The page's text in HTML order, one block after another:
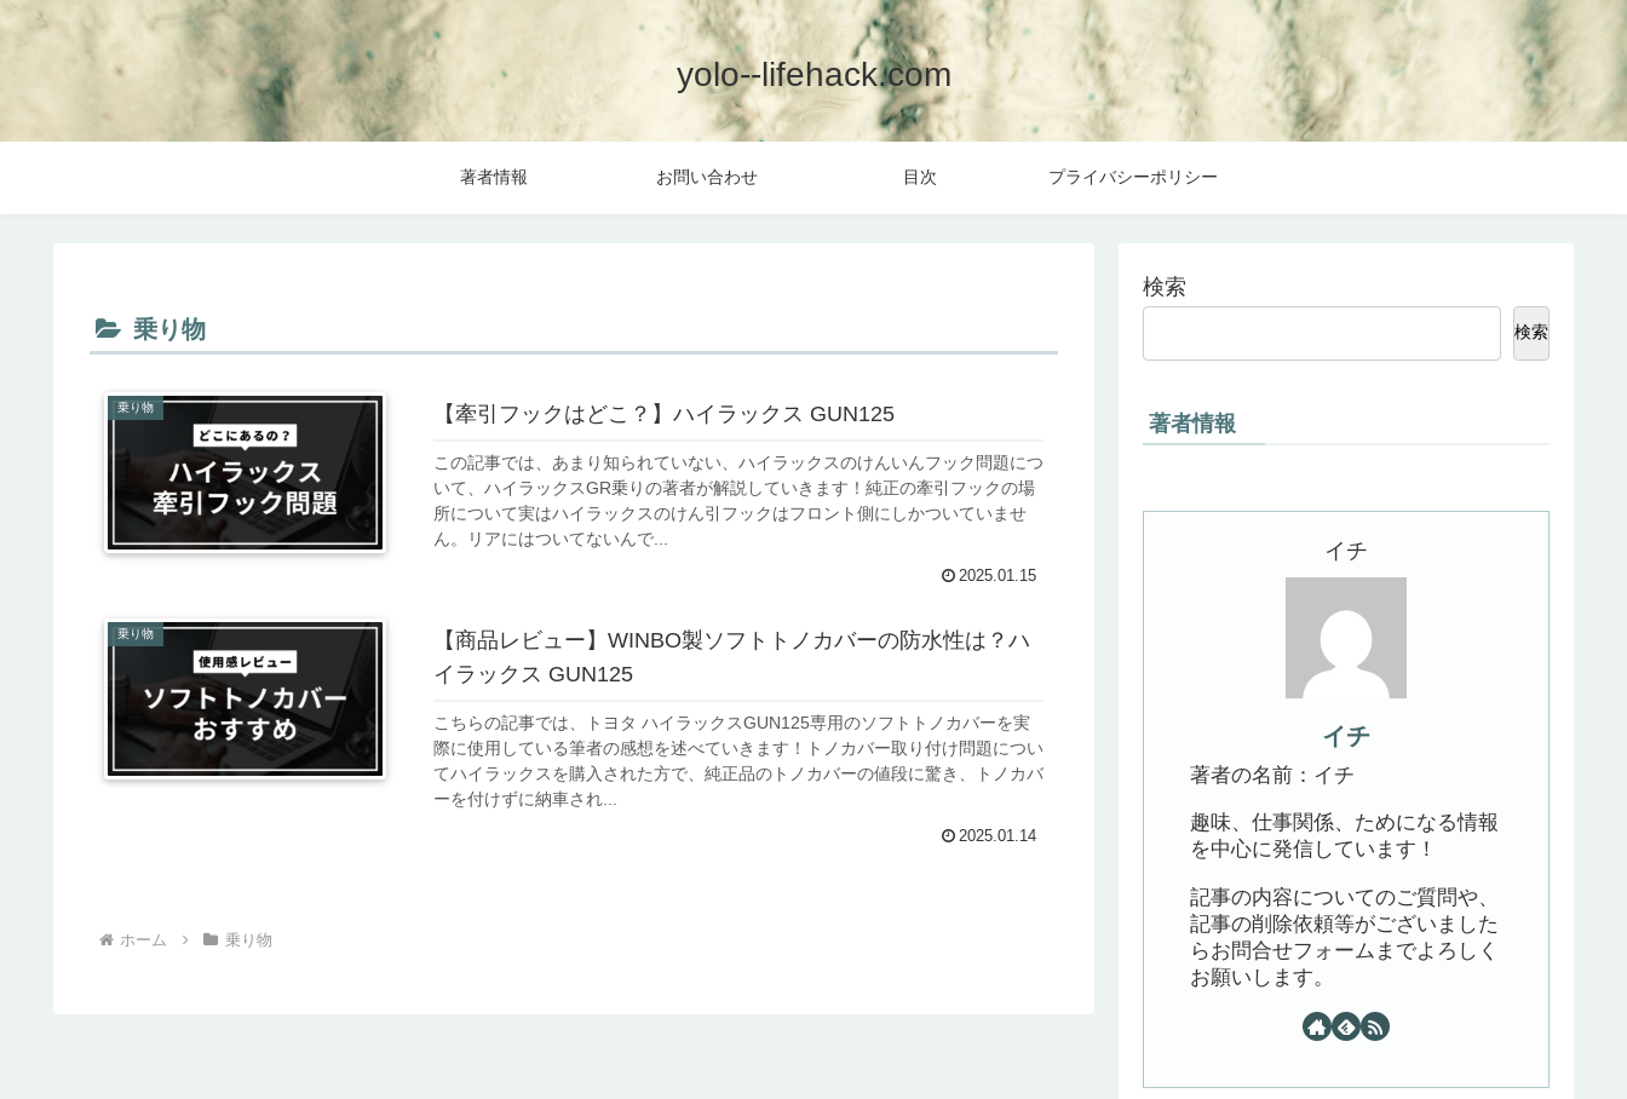
yolo--lifehack.com
著者情報 お問い合わせ 目次 プライバシーポリシー
乗り物
乗り物 【牽引フックはどこ？】ハイラックス GUN125
この記事では、あまり知られていない、ハイラックスのけんいんフック問題につ
いて、ハイラックスGR乗りの著者が解説していきます！純正の牽引フックの場
所について実はハイラックスのけん引フックはフロント側にしかついていませ
ん。リアにはついてないんで...
2025.01.15
乗り物
【商品レビュー】WINBO製ソフトトノカバーの防水性は？ハ
イラックス GUN125
こちらの記事では、トヨタ ハイラックスGUN125専用のソフトトノカバーを実
際に使用している筆者の感想を述べていきます！トノカバー取り付け問題につい
てハイラックスを購入された方で、純正品のトノカバーの値段に驚き、トノカバ
ーを付けずに納車され...
2025.01.14
ホーム 乗り物
検索
検索
著者情報
イチ
イチ
著者の名前：イチ
趣味、仕事関係、ためになる情報
を中心に発信しています！
記事の内容についてのご質問や、
記事の削除依頼等がございました
らお問合せフォームまでよろしく
お願いします。